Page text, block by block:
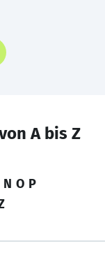
A bis Z
N O P